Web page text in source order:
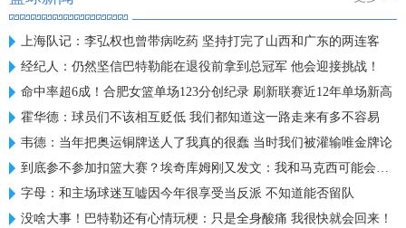
上海队记：李弘权也曾带病吃药 坚持打完了山西和广东的两连客
经纪人：仍然坚信巴特勒能在退役前拿到总冠军 他会迎接挑战！
命中率超6成！合肥女篮单场123分创纪录 刷新联赛近12年单场新高
霍华德：球员们不该相互贬低 我们都知道这一路走来有多不容易
韦德：当年把奥运铜牌送人了我真的很蠢 当时我们被灌输唯金牌论
到底参不参加扣篮大赛？埃奇库姆刚又发文：我和马克西可能会参加
字母：和主场球迷互嘘因今年很享受当反派 不知道能否留队
没啥大事！巴特勒还有心情玩梗：只是全身酸痛 我很快就会回来！